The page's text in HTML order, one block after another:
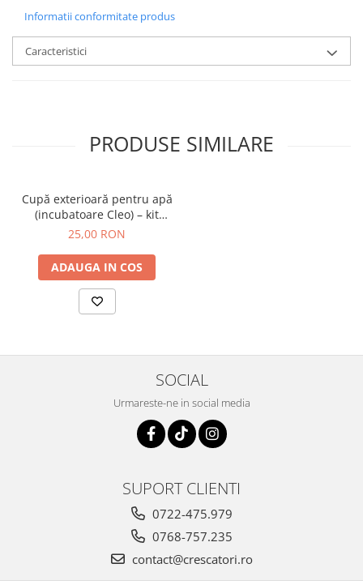
Informatii conformitate produs
Caracteristici
PRODUSE SIMILARE
Cupă exterioară pentru apă
(incubatoare Cleo) – kit
complet pentru montaj
25,00 RON
ADAUGA IN COS
SOCIAL
Urmareste-ne in social media
SUPORT CLIENTI
0722-475.979
0768-757.235
contact@crescatori.ro